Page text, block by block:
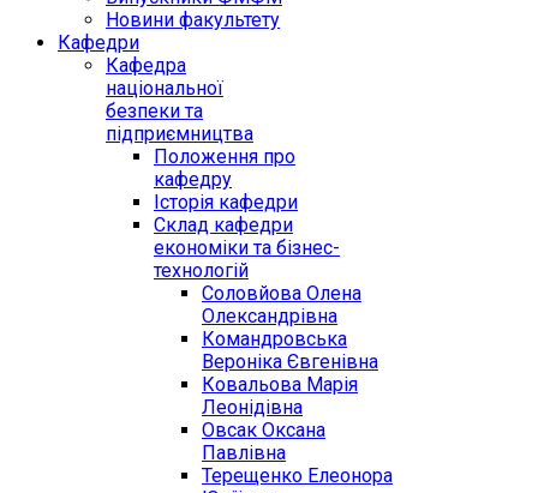
Новини факультету
Кафедри
Кафедра
національної
безпеки та
підприємництва
Положення про
кафедру
Історія кафедри
Склад кафедри
економіки та бізнес-
технологій
Соловйова Олена
Олександрівна
Командровська
Вероніка Євгенівна
Ковальова Марія
Леонідівна
Овсак Оксана
Павлівна
Терещенко Елеонора